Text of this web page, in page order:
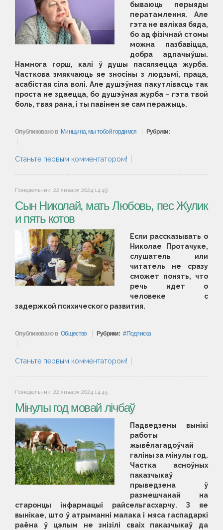
бываюць перыяды
ператамлення. Але
гэта не вялікая бяда,
бо ад фізічнай стомы
можна пазбавіцца,
добра адпачыўшы.
Намнога горш, калі ў душы пасяляецца журба.
Часткова змякчаюць яе зносіны з людзьмі, праца,
асабістая сіла волі. Але душэўная пакутлівасць так
проста не здаецца, бо душэўная журба – гэта твой
боль, твая рана, і ты павінен яе сам перажыць.
Опубликовано в Минщина, мы тобой гордимся Рубрики:
Станьте первым комментатором!
Понедельник, 22 января 2024 14:49
Сын Николай, мать Любовь, пес Жулик
и пять котов
Если рассказывать о
Николае Протачуке,
слушатель или
читатель не сразу
сможет понять, что
речь идет о
человеке с
задержкой психического развития.
Опубликовано в Общество Рубрики: Подписка
Станьте первым комментатором!
Понедельник, 22 января 2024 14:45
Мінулы год мовай лічбаў
Падведзены вынікі
работы
жывёлагадоўчай
галіны за мінулы год.
Частка асноўных
паказчыкаў
прыведзена ў
размешчанай на
старонцы інфармацыі райсельгасхарчу. З яе
вынікае, што ў атрыманні малака і мяса гаспадаркі
раёна ў цэлым не знізілі сваіх паказчыкаў да